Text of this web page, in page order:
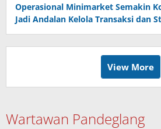
Operasional Minimarket Semakin
Jadi Andalan Kelola Transaksi dan
View More
Wartawan Pandeglang